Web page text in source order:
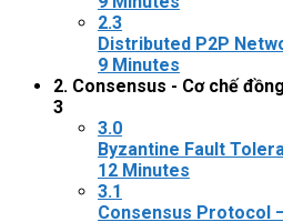
2.3
Distributed P2P
9 Minutes
2. Consensus - Cơ chế
3
3.0
Byzantine Fault
12 Minutes
3.1
Consensus Protocol